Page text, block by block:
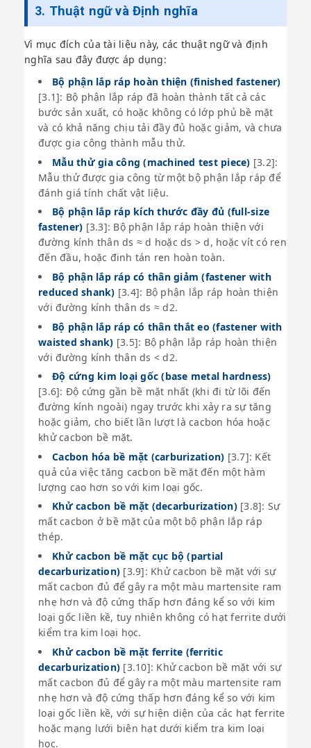
3. Thuật ngữ và Định nghĩa
Vì mục đích của tài liệu này, các thuật ngữ và định
nghĩa sau đây được áp dụng:
Bộ phận lắp ráp hoàn thiện (finished fastener)
[3.1]: Bộ phận lắp ráp đã hoàn thành tất cả các
bước sản xuất, có hoặc không có lớp phủ bề mặt
và có khả năng chịu tải đầy đủ hoặc giảm, và chưa
được gia công thành mẫu thử.
Mẫu thử gia công (machined test piece) [3.2]:
Mẫu thử được gia công từ một bộ phận lắp ráp để
đánh giá tính chất vật liệu.
Bộ phận lắp ráp kích thước đầy đủ (full-size
fastener) [3.3]: Bộ phận lắp ráp hoàn thiện với
đường kính thân ds ≈ d hoặc ds > d, hoặc vít có ren
đến đầu, hoặc đinh tán ren hoàn toàn.
Bộ phận lắp ráp có thân giảm (fastener with
reduced shank) [3.4]: Bộ phận lắp ráp hoàn thiện
với đường kính thân ds ≈ d2.
Bộ phận lắp ráp có thân thắt eo (fastener with
waisted shank) [3.5]: Bộ phận lắp ráp hoàn thiện
với đường kính thân ds < d2.
Độ cứng kim loại gốc (base metal hardness)
[3.6]: Độ cứng gần bề mặt nhất (khi đi từ lõi đến
đường kính ngoài) ngay trước khi xảy ra sự tăng
hoặc giảm, cho biết lần lượt là cacbon hóa hoặc
khử cacbon bề mặt.
Cacbon hóa bề mặt (carburization) [3.7]: Kết
quả của việc tăng cacbon bề mặt đến một hàm
lượng cao hơn so với kim loại gốc.
Khử cacbon bề mặt (decarburization)[3.8]: Sự
mất cacbon ở bề mặt của một bộ phận lắp ráp
thép.
Khử cacbon bề mặt cục bộ (partial
decarburization) [3.9]: Khử cacbon bề mặt với sự
mất cacbon đủ để gây ra một màu martensite ram
nhẹ hơn và độ cứng thấp hơn đáng kể so với kim
loại gốc liền kề, tuy nhiên không có hạt ferrite dưới
kiểm tra kim loại học.
Khử cacbon bề mặt ferrite (ferritic
decarburization) [3.10]: Khử cacbon bề mặt với sự
mất cacbon đủ để gây ra một màu martensite ram
nhẹ hơn và độ cứng thấp hơn đáng kể so với kim
loại gốc liền kề, với sự hiện diện của các hạt ferrite
hoặc mạng lưới biên hạt dưới kiểm tra kim loại
học.